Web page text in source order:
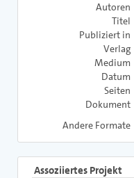
Autoren
Titel
Publiziert in
Verlag
Medium
Datum
Seiten
Dokument
Andere Formate
Assoziiertes Projekt